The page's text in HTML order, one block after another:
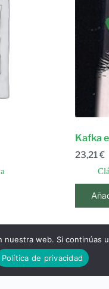
Kafka
23,21€
8 … 314
web. Si
Política de privacidad